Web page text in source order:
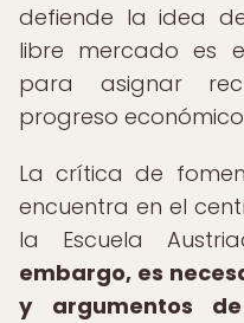
defiende la idea
libre mercado es
para asignar
progreso
La crítica de
encuentra en el
la Escuela
embargo, es
y argumentos